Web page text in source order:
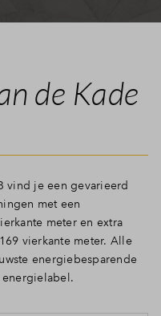
de Kade
vind je een gevarieerd
met een
meter en extra
vierkante meter. Alle
energiebesparende